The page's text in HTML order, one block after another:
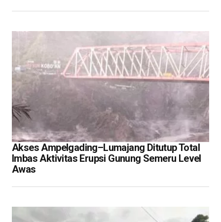
Akses Ampelgading–Lumajang Ditutup Total
Imbas Aktivitas Erupsi Gunung Semeru Level
Awas